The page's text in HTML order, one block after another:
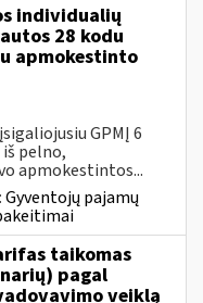
individualių
28 kodu
apmokestinto
GPMĮ 6
pelno,
apmokestintos...
Gyventojų pajamų
taikomas
pagal
veiklą